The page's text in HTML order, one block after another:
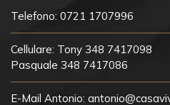
Telefono: 0721 1707996
Cellulare: Tony 348 7417098
Pasquale 348 7417086
E-Mail Antonio: